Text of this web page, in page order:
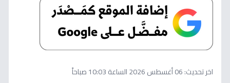
اخر تحديث:06 أغسطس 2026 الساعة 10:03 صباحاً